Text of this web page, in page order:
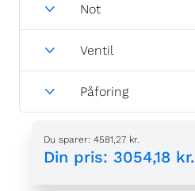
Not
Ventil
Påforing
Du sparer: 4581,27 kr.
Din pris: 3054,18 kr.